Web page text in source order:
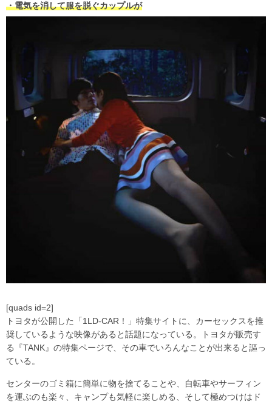
・電気を消して服を脱ぐカップルが
[quads id=2]
トヨタが公開した「1LD-CAR！」特集サイトに、カーセックスを推
奨しているような映像があると話題になっている。トヨタが販売す
る『TANK』の特集ページで、その車でいろんなことが出来ると謳っ
ている。
センターのゴミ箱に簡単に物を捨てることや、自転車やサーフィン
を運ぶのも楽々、キャンプも気軽に楽しめる、そして極めつけはド